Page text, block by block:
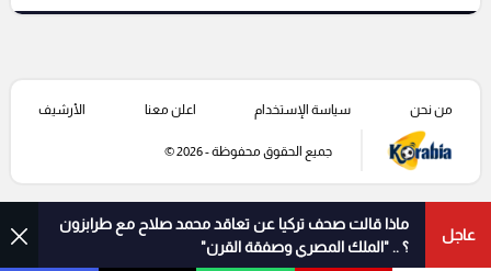
عاجل
ماذا قالت صحف تركيا عن تعاقد محمد صلاح مع طرابزون
؟ .. "الملك المصري وصفقة القرن"
من نحن سياسة الإستخدام اعلن معنا الأرشيف
جميع الحقوق محفوظة - 2026 ©